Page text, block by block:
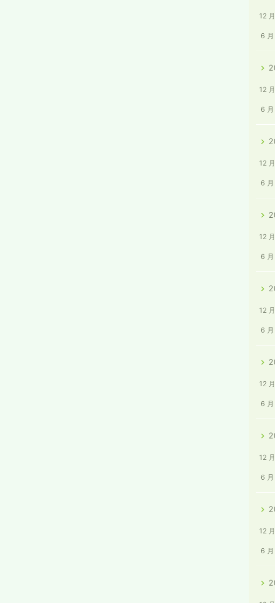
12 月
6 月
12 月
6 月
12 月
6 月
12 月
6 月
12 月
6 月
12 月
6 月
12 月
6 月
12 月
6 月